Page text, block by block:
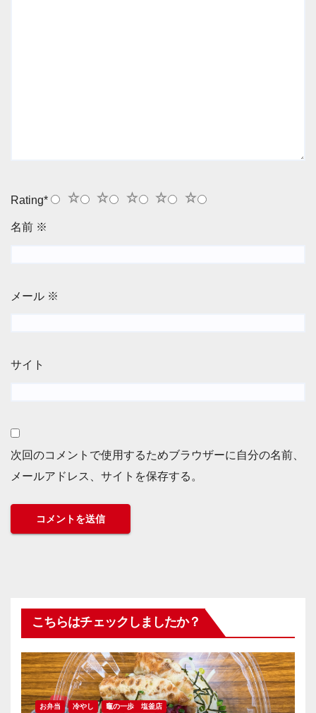
Rating* 5
4
3
2
1
名前 ※
メール ※
サイト
次回のコメントで使用するためブラウザーに自分の名前、
メールアドレス、サイトを保存する。
こちらはチェックしましたか？
お弁当 冷やし 竈の一歩 塩釜店